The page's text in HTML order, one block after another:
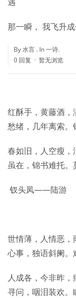
那一瞬， 我飞升
By 水言 . In一诗.
0 回复
暂无浏览
红酥手，黄藤酒
愁绪，几年离索。
春如旧，人空瘦，
虽在，锦书难托。
钗头凤——陆游
世情薄，人情恶
心事，独语斜阑。
人成各，今非昨
寻问，咽泪装欢。